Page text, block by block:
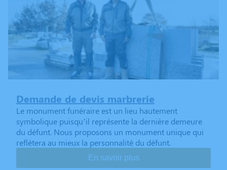
Demande de devis marbrerie
Le monument funéraire est un lieu hautement
symbolique puisqu’il représente la dernière demeure
du défunt. Nous proposons un monument unique qui
reflétera au mieux la personnalité du défunt.
En savoir plus